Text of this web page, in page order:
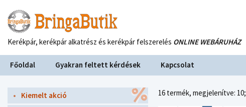
Kerékpár, kerékpár alkatrész és kerékpár felszerelés ONLINE WEBÁRUHÁZ
Főoldal Gyakran feltett kérdések Kapcsolat
Kiemelt akció
16 termék, megjelenítve: 10;